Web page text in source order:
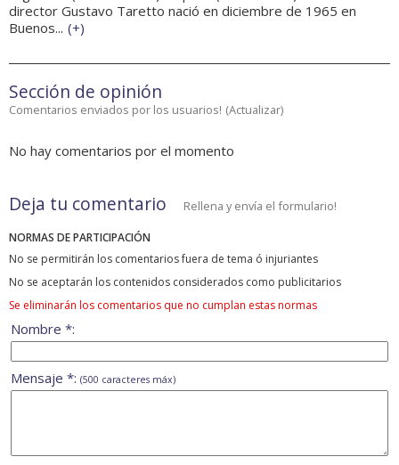
director Gustavo Taretto nació en diciembre de 1965 en
Buenos... (+)
Sección de opinión
Comentarios enviados por los usuarios! (Actualizar)
No hay comentarios por el momento
Deja tu comentario Rellena y envía el formulario!
NORMAS DE PARTICIPACIÓN
No se permitirán los comentarios fuera de tema ó injuriantes
No se aceptarán los contenidos considerados como publicitarios
Se eliminarán los comentarios que no cumplan estas normas
Nombre *:
Mensaje *: (500 caracteres máx)